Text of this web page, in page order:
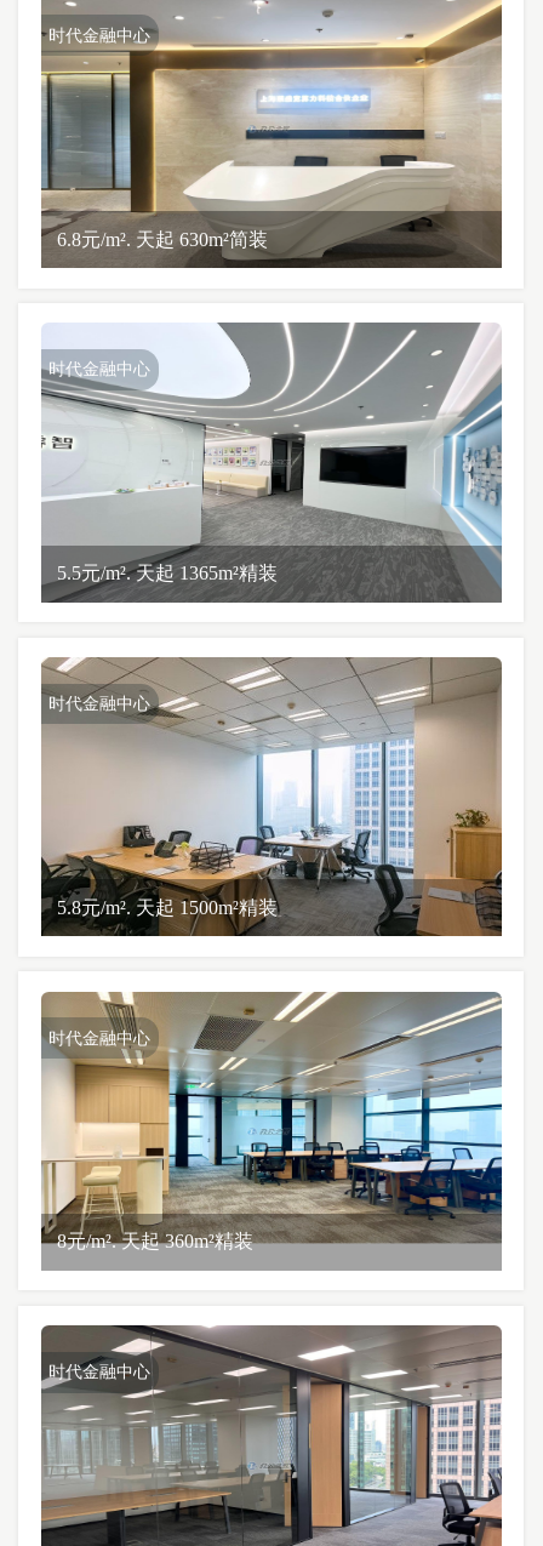
时代金融中心
6.8元/m². 天起 630m²简装
时代金融中心
5.5元/m². 天起 1365m²精装
时代金融中心
5.8元/m². 天起 1500m²精装
时代金融中心
8元/m². 天起 360m²精装
时代金融中心